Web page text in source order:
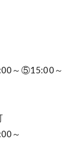
～⑤15:00～
～